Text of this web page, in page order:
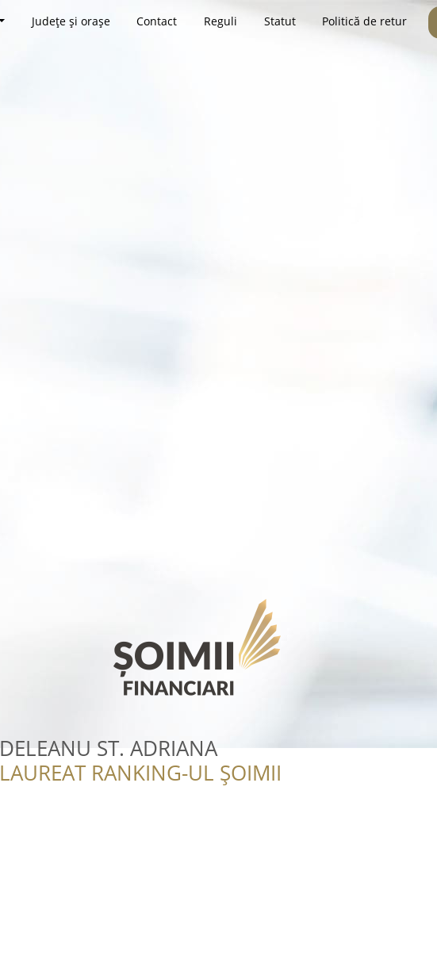
Județe și orașe Contact Reguli Statut Politică de retur
DELEANU ST. ADRIANA
LAUREAT RANKING-UL ȘOIMII